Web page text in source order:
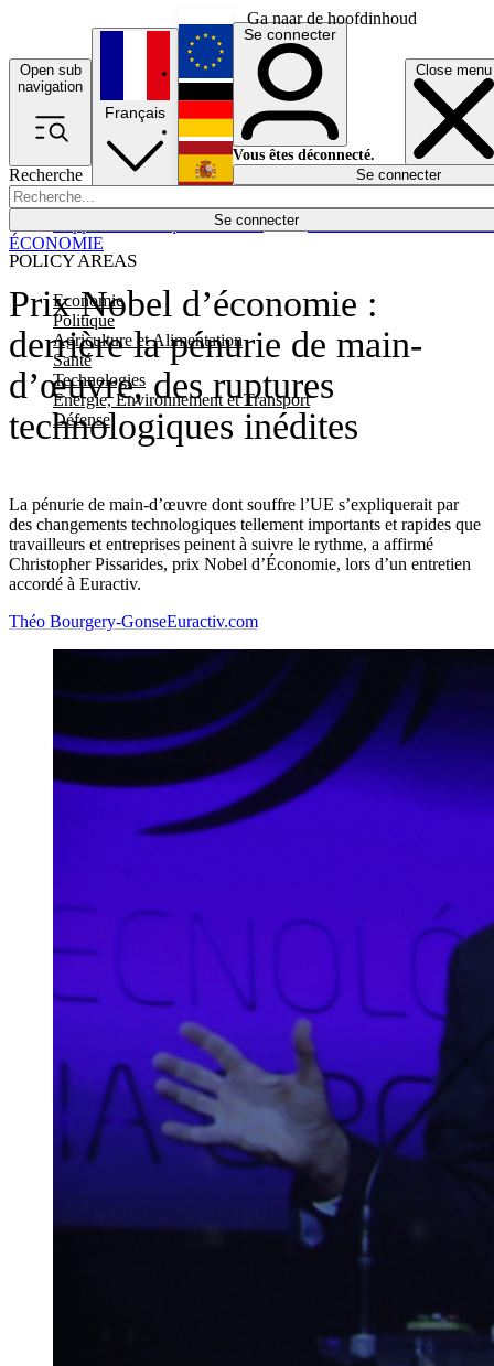
Ga naar de hoofdinhoud
Open sub
navigation
Close menu
Recherche
Se connecter
POLICY AREAS
Economie
Politique
Agriculture et Alimentation
Santé
Technologies
Energie, Environnement et Transport
Défense
Économie
Français
English
Deutsch
Español
Se connecter
Vous êtes déconnecté.
Se connecter
Prix Nobel d’économie :
derrière la pénurie de main-
d’œuvre, des ruptures
technologiques inédites
La pénurie de main-d’œuvre dont souffre l’UE s’expliquerait par
des changements technologiques tellement importants et rapides que
travailleurs et entreprises peinent à suivre le rythme, a affirmé
Christopher Pissarides, prix Nobel d’Économie, lors d’un entretien
accordé à Euractiv.
ÉCONOMIE
Théo Bourgery-GonseEuractiv.com